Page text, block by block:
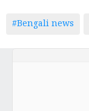
#Bengali news